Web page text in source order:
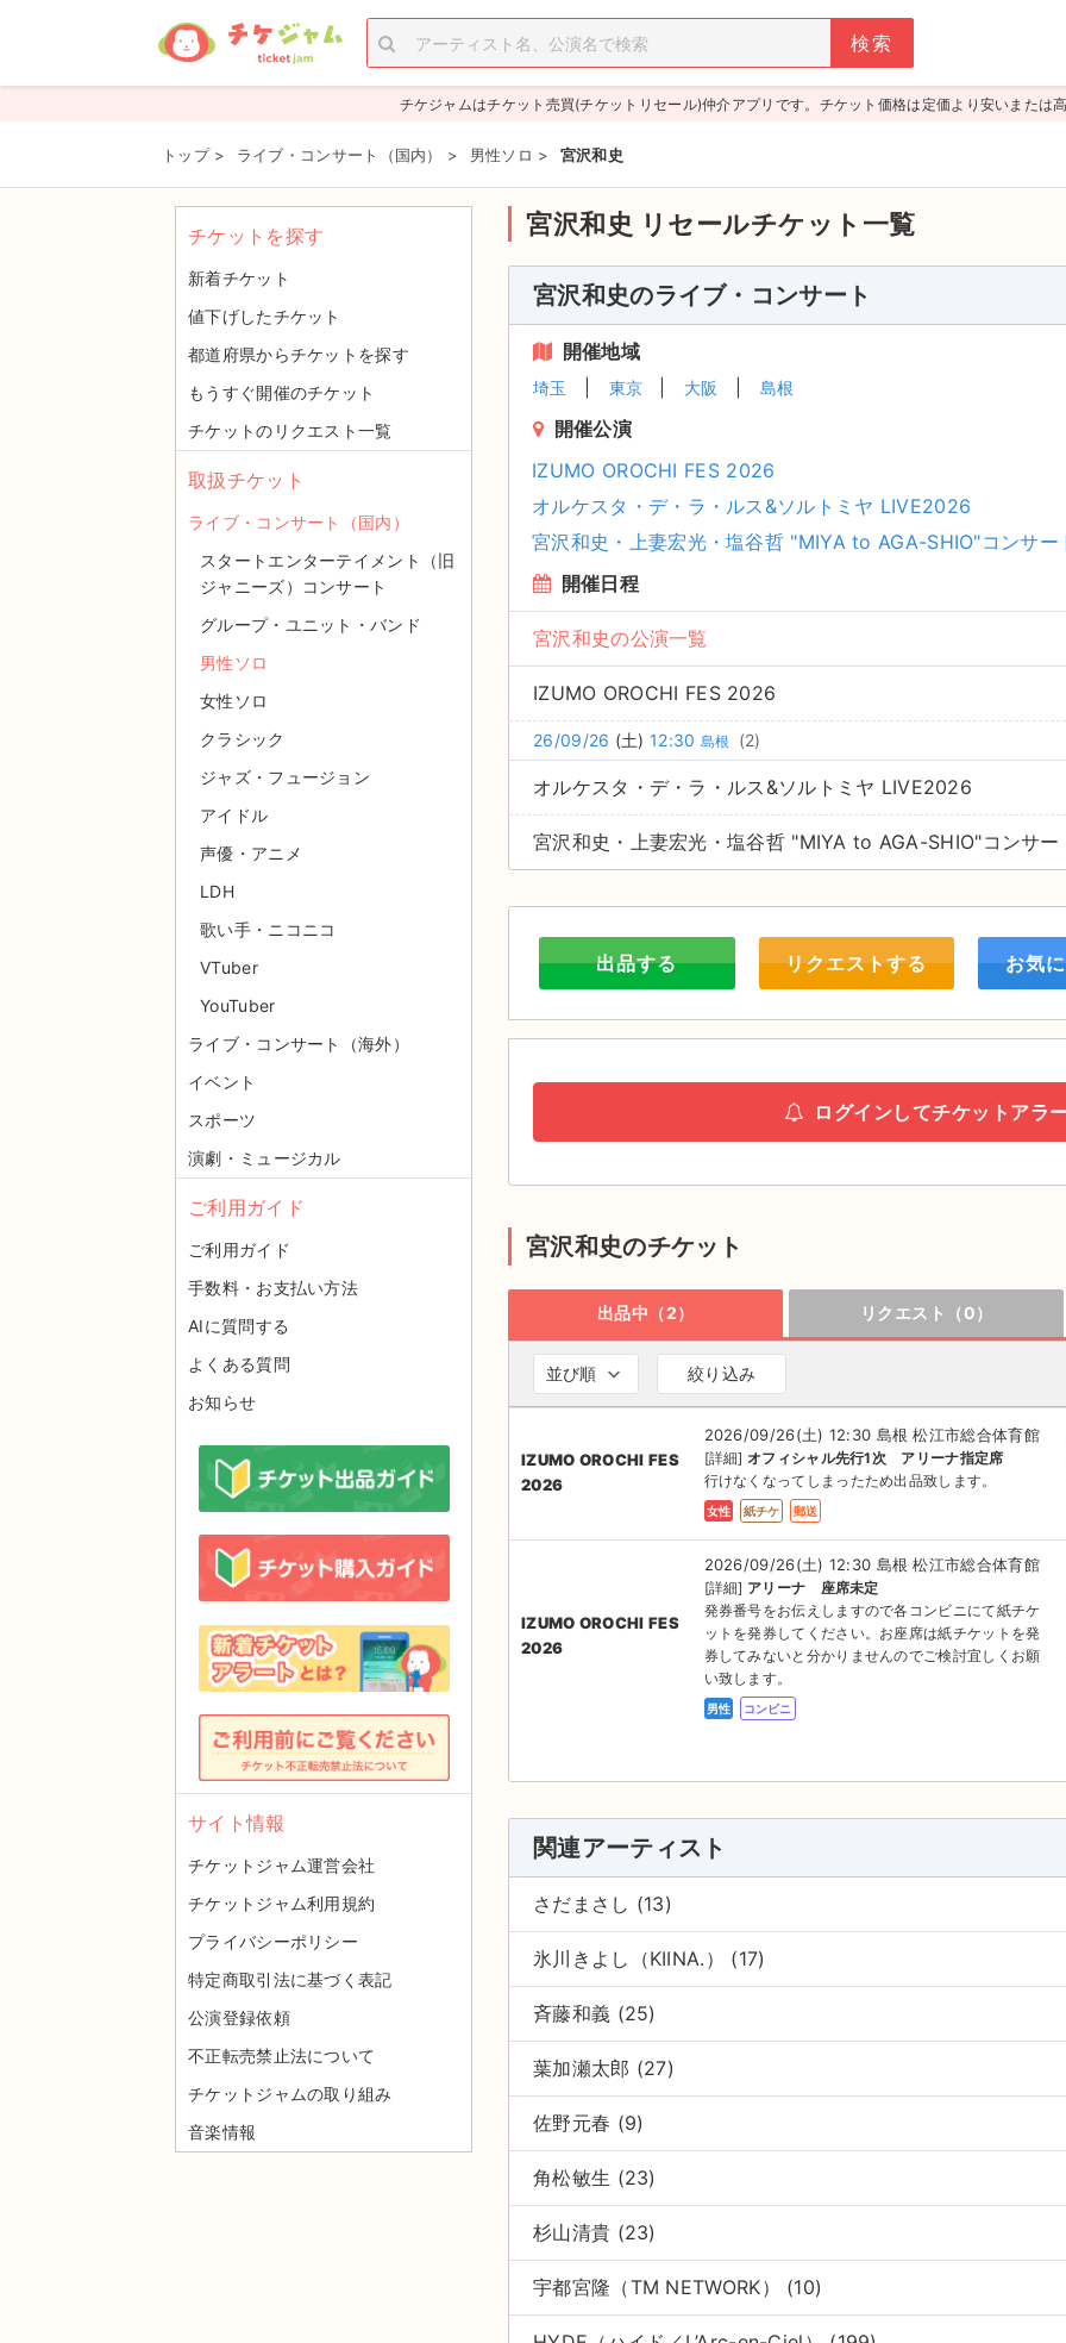
チケジャムはチケット売買(チケットリセール)仲介アプリです。チケット価格は定価より安いまたは
トップ > ライブ・コンサート（国内） > 男性ソロ > 宮沢和史
宮沢和史 リセールチケット一覧
宮沢和史のライブ・コンサート
開催地域
埼玉 東京 大阪 島根
開催公演
IZUMO OROCHI FES 2026
オルケスタ・デ・ラ・ルス&ソルトミヤ LIVE2026
宮沢和史・上妻宏光・塩谷哲 "MIYA to AGA-SHIO"コンサ
開催日程
宮沢和史の公演一覧
IZUMO OROCHI FES 2026
26/09/26 (土) 12:30 島根 (2)
オルケスタ・デ・ラ・ルス&ソルトミヤ LIVE2026
宮沢和史・上妻宏光・塩谷哲 "MIYA to AGA-SHIO"コンサ
出品する リクエストする お気
ログインしてチケットアラ
宮沢和史のチケット
出品中（2） リクエスト（0）
並び順 絞り込み
IZUMO OROCHI FES
2026
2026/09/26(土) 12:30 島根 松江市総合体育館
[詳細]オフィシャル先行1次 アリーナ指定席
行けなくなってしまったため出品致します。
女性 紙チケ 郵送
IZUMO OROCHI FES
2026
2026/09/26(土) 12:30 島根 松江市総合体育館
[詳細] アリーナ 座席未定
発券番号をお伝えしますので各コンビニにて紙チケ
ットを発券してください。お座席は紙チケットを発
券してみないと分かりませんのでご検討宜しくお願
い致します。
男性 コンビニ
関連アーティスト
さだまさし (13)
氷川きよし（KIINA.） (17)
斉藤和義 (25)
葉加瀬太郎 (27)
佐野元春 (9)
角松敏生 (23)
杉山清貴 (23)
宇都宮隆（TM NETWORK） (10)
チケットを探す
新着チケット
値下げしたチケット
都道府県からチケットを探す
もうすぐ開催のチケット
チケットのリクエスト一覧
取扱チケット
ライブ・コンサート（国内）
スタートエンターテイメント（旧
ジャニーズ）コンサート
グループ・ユニット・バンド
男性ソロ
女性ソロ
クラシック
ジャズ・フュージョン
アイドル
声優・アニメ
LDH
歌い手・ニコニコ
VTuber
YouTuber
ライブ・コンサート（海外）
イベント
スポーツ
演劇・ミュージカル
ご利用ガイド
ご利用ガイド
手数料・お支払い方法
AIに質問する
よくある質問
お知らせ
サイト情報
チケットジャム運営会社
チケットジャム利用規約
プライバシーポリシー
特定商取引法に基づく表記
公演登録依頼
不正転売禁止法について
チケットジャムの取り組み
音楽情報